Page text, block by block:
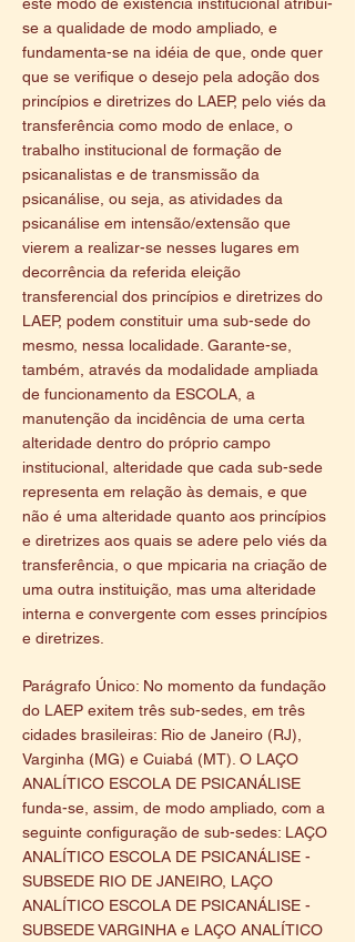
se a qualidade de modo ampliado, e
fundamenta-se na idéia de que, onde quer
que se verifique o desejo pela adoção dos
princípios e diretrizes do LAEP, pelo viés da
transferência como modo de enlace, o
trabalho institucional de formação de
psicanalistas e de transmissão da
psicanálise, ou seja, as atividades da
psicanálise em intensão/extensão que
vierem a realizar-se nesses lugares em
decorrência da referida eleição
transferencial dos princípios e diretrizes do
LAEP, podem constituir uma sub-sede do
mesmo, nessa localidade. Garante-se,
também, através da modalidade ampliada
de funcionamento da ESCOLA, a
manutenção da incidência de uma certa
alteridade dentro do próprio campo
institucional, alteridade que cada sub-sede
representa em relação às demais, e que
não é uma alteridade quanto aos princípios
e diretrizes aos quais se adere pelo viés da
transferência, o que mpicaria na criação de
uma outra instituição, mas uma alteridade
interna e convergente com esses princípios
e diretrizes.
Parágrafo Único: No momento da fundação
do LAEP exitem três sub-sedes, em três
cidades brasileiras: Rio de Janeiro (RJ),
Varginha (MG) e Cuiabá (MT). O LAÇO
ANALÍTICO ESCOLA DE PSICANÁLISE
funda-se, assim, de modo ampliado, com a
seguinte configuração de sub-sedes: LAÇO
ANALÍTICO ESCOLA DE PSICANÁLISE -
SUBSEDE RIO DE JANEIRO, LAÇO
ANALÍTICO ESCOLA DE PSICANÁLISE -
SUBSEDE VARGINHA e LAÇO ANALÍTICO